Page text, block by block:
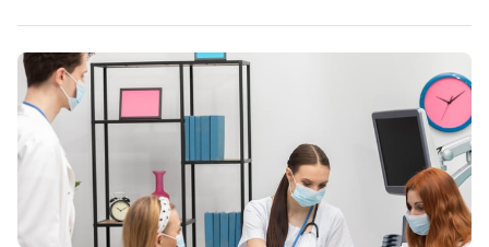
ao Poder Judiciário Estadual quando, havendo
interesse da União, de suas autarquias ou
empresas, ter sua competência questionada.